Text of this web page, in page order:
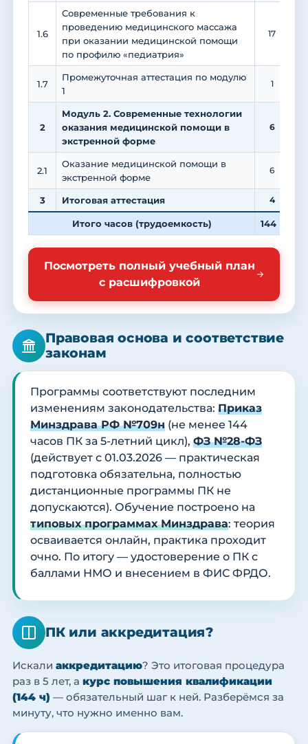
1.6
Современные требования к
проведению медицинского массажа
при оказании медицинской помощи
по профилю «педиатрия»
17
1.7
Промежуточная аттестация по модулю
1
1
2
Модуль 2. Современные технологии
оказания медицинской помощи в
экстренной форме
6
2.1
Оказание медицинской помощи в
экстренной форме
6
3 Итоговая аттестация 4
Итого часов (трудоемкость) 144
Посмотреть полный учебный план
с расшифровкой
Правовая основа и соответствие
законам
Программы соответствуют последним
изменениям законодательства: Приказ
Минздрава РФ №709н (не менее 144
часов ПК за 5-летний цикл), ФЗ №28-ФЗ
(действует с 01.03.2026 — практическая
подготовка обязательна, полностью
дистанционные программы ПК не
допускаются). Обучение построено на
типовых программах Минздрава: теория
осваивается онлайн, практика проходит
очно. По итогу — удостоверение о ПК с
баллами НМО и внесением в ФИС ФРДО.
ПК или аккредитация?
Искали аккредитацию? Это итоговая процедура
раз в 5 лет, а курс повышения квалификации
(144 ч) — обязательный шаг к ней. Разберёмся за
минуту, что нужно именно вам.